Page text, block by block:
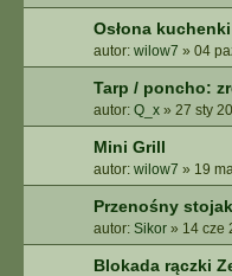
Osłona
autor: wilow7 » 04
Tarp / poncho:
autor: Q_x » 27 sty
Mini Grill
autor: wilow7 » 19
Przenośny
autor: Sikor » 14 cze
Blokada rączki